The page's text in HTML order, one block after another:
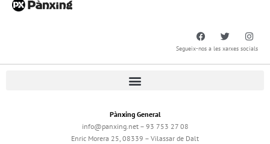
Segueix-nos a les xarxes socials
Pànxing General
info@panxing.net – 93 753 27 08
Enric Morera 25, 08339 – Vilassar de Dalt